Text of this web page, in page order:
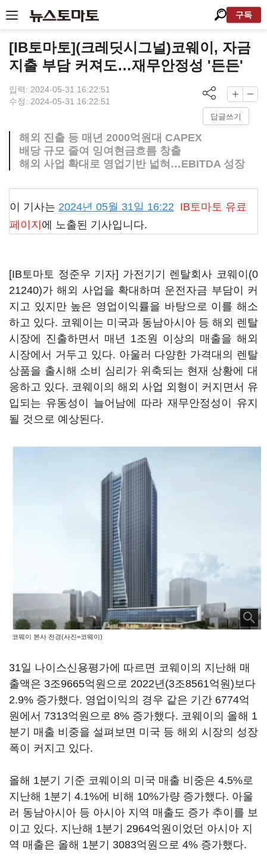
구독
[IB토마토](크레딧시그널)코웨이, 자금
지출 부담 커져도…재무안정성 '든든'
입력: 2024-05-31 16:22:51
수정: 2024-05-31 16:22:51
답글쓰기
해외 진출 등 매년 2000억원대 CAPEX
배당 규모 줄여 잉여현금흐름 창출
해외 사업 확대로 영업기반 넓혀…EBITDA 성장
이 기사는 2024년 05월 31일 16:22 IB토마토 유료
페이지 에 노출된 기사입니다.
[IB토마토 정준우 기자] 가전기기 렌탈회사 코웨이(0
21240)가 해외 사업을 확대하며 운전자금 부담이 커
지고 있지만 높은 영업이익률을 바탕으로 이를 해소
하고 있다. 코웨이는 미국과 동남아시아 등 해외 렌탈
시장에 진출하면서 매년 1조원 이상의 매출을 해외
시장에서 거두고 있다. 아울러 다양한 가격대의 렌탈
상품을 출시해 소비 심리가 위축되는 현재 상황에 대
응하고 있다. 코웨이의 해외 사업 외형이 커지면서 유
입되는 유동성이 늘어남에 따라 재무안정성이 유지
될 것으로 예상된다.
코웨이 본사 전경(사진=코웨이)
31일 나이스신용평가에 따르면 코웨이의 지난해 매
출액은 3조9665억원으로 2022년(3조8561억원)보다
2.9% 증가했다. 영업이익의 경우 같은 기간 6774억
원에서 7313억원으로 8% 증가했다. 코웨이의 올해 1
분기 매출 비중을 설펴보면 미국 등 해외 시장의 성장
폭이 커지고 있다.
올해 1분기 기준 코웨이의 미국 매출 비중은 4.5%로
지난해 1분기 4.1%에 비해 10%가량 증가했다. 아울
러 동남아시아 등 아시아 지역 매출도 증가 추이를 보
이고 있다. 지난해 1분기 2964억원이었던 아시아 지
역 매출은 올해 1분기 3083억원으로 4% 증가했다.